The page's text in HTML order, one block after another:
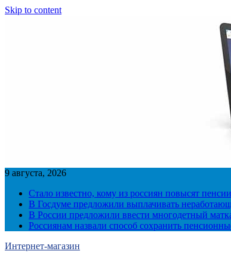
Skip to content
9 августа, 2026
Стало известно, кому из россиян повысят
В Госдуме предложили выплачивать
В России предложили ввести многодетный
Россиянам назвали способ сохранить
Интернет-магазин